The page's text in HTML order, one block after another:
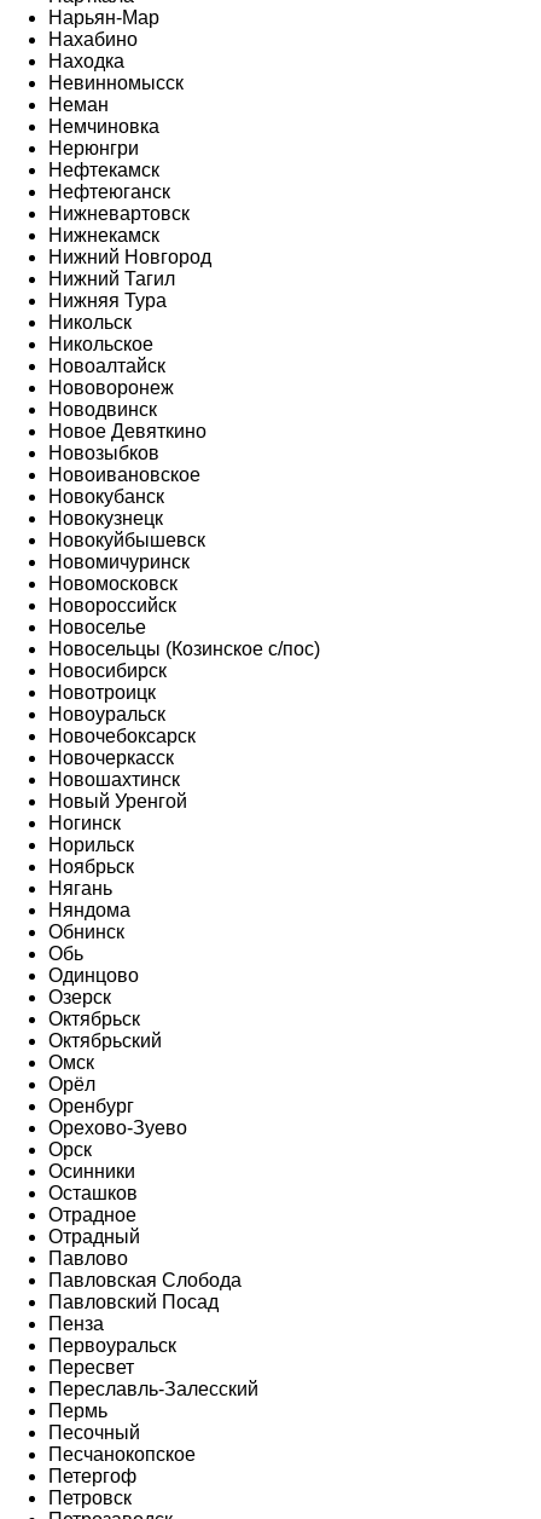
Нарьян-Мар
Нахабино
Находка
Невинномысск
Неман
Немчиновка
Нерюнгри
Нефтекамск
Нефтеюганск
Нижневартовск
Нижнекамск
Нижний Новгород
Нижний Тагил
Нижняя Тура
Никольск
Никольское
Новоалтайск
Нововоронеж
Новодвинск
Новое Девяткино
Новозыбков
Новоивановское
Новокубанск
Новокузнецк
Новокуйбышевск
Новомичуринск
Новомосковск
Новороссийск
Новоселье
Новосельцы (Козинское с/пос)
Новосибирск
Новотроицк
Новоуральск
Новочебоксарск
Новочеркасск
Новошахтинск
Новый Уренгой
Ногинск
Норильск
Ноябрьск
Нягань
Няндома
Обнинск
Обь
Одинцово
Озерск
Октябрьск
Октябрьский
Омск
Орёл
Оренбург
Орехово-Зуево
Орск
Осинники
Осташков
Отрадное
Отрадный
Павлово
Павловская Слобода
Павловский Посад
Пенза
Первоуральск
Пересвет
Переславль-Залесский
Пермь
Песочный
Песчанокопское
Петергоф
Петровск